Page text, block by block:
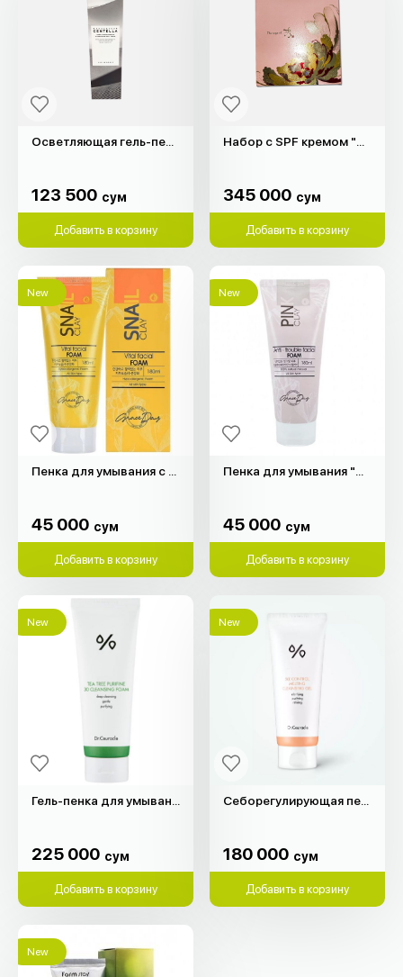
Осветляющая гель-пенка Madagascar Centella "SKIN1004" (125мл)
123 500 сум
Добавить в корзину
345 000 сум
Добавить в корзину
New
45 000 сум
Добавить в корзину
New
45 000 сум
Добавить в корзину
New
Гель-пенка для умывания "Dr.Ceuracle" (150мл)
225 000 сум
Добавить в корзину
New
Себорегулирующая пенка для жирной кожи "Dr.Ceuracle" (200мл)
180 000 сум
Добавить в корзину
New